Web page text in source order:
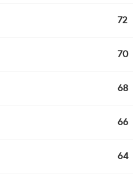
72
70
68
66
64